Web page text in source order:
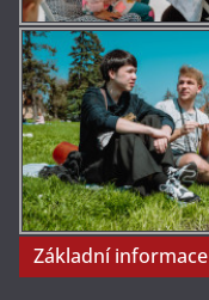
Základní informace